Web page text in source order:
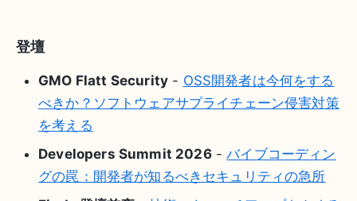
登壇
GMO Flatt Security - OSS開発者は今何をする
べきか？ソフトウェアサプライチェーン侵害対策
を考える
Developers Summit 2026-バイブコーディン
グの罠：開発者が知るべきセキュリティの急所